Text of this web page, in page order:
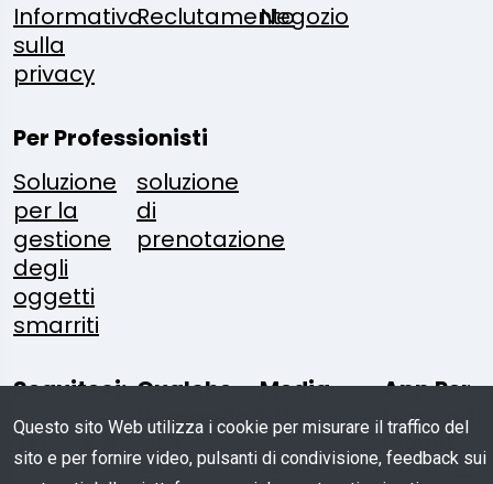
Informativa
sulla
privacy
ReclutamentoNegozio
Per Professionisti
Soluzione
per la
gestione
degli
oggetti
smarriti
soluzione
di
prenotazione
Seguiteci: Qualche
Domanda?
Media
Kit
App Per
Mobili
Questo sito Web utilizza i cookie per misurare il traffico del
sito e per fornire video, pulsanti di condivisione, feedback sui